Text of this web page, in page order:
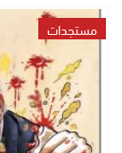
مستجدات